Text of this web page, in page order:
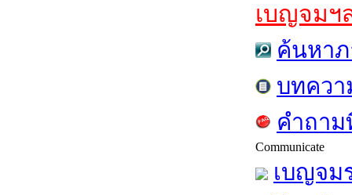
เบญจมฯ
ค้นหาภ
บทควา
คำถา
Communicate
เบญจม